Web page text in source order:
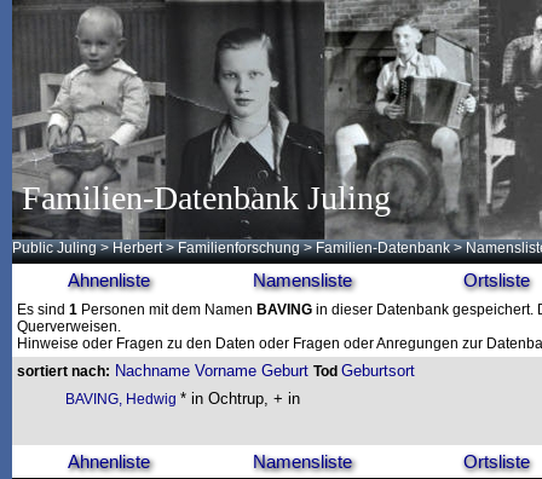
Familien-Datenbank Juling
Public Juling >Herbert >Familienforschung >Familien-Datenbank >
Ahnenliste Namensliste Ortsliste
Es sind 1 Personen mit dem Namen BAVING in dieser Datenbank gespeichert.
Querverweisen.
Hinweise oder Fragen zu den Daten oder Fragen oder Anregungen zur
sortiert nach: Nachname Vorname Geburt Tod Geburtsort
BAVING, Hedwig * in Ochtrup, + in
Ahnenliste Namensliste Ortsliste